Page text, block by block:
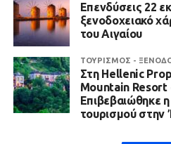
Επενδύσεις 22
ξενοδοχειακό
του Αιγαίου
ΤΟΥΡΙΣΜΟΣ -
Στη Hellenic
Mountain Resort
Επιβεβαιώθηκε
τουρισμού στην